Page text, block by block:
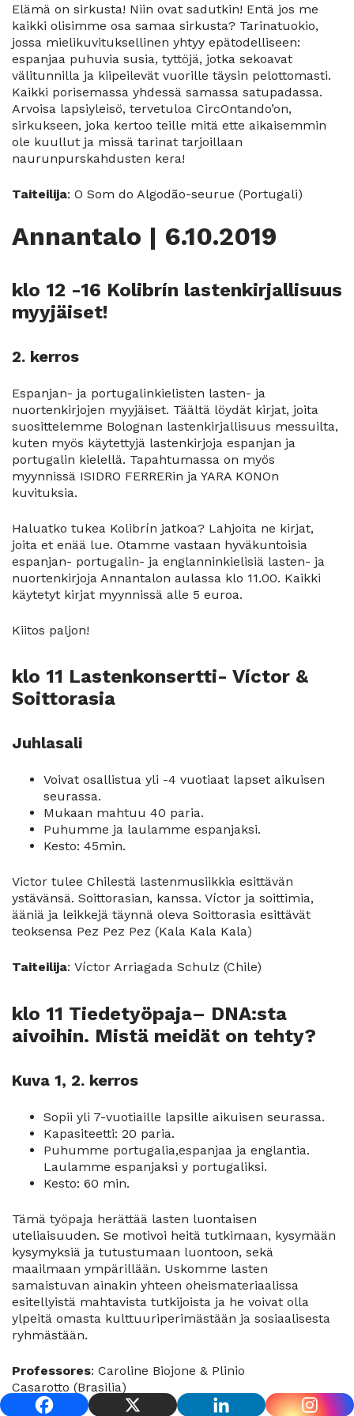
Elämä on sirkusta! Niin ovat sadutkin! Entä jos me
kaikki olisimme osa samaa sirkusta? Tarinatuokio,
jossa mielikuvituksellinen yhtyy epätodelliseen:
espanjaa puhuvia susia, tyttöjä, jotka sekoavat
välitunnilla ja kiipeilevät vuorille täysin pelottomasti.
Kaikki porisemassa yhdessä samassa satupadassa.
Arvoisa lapsiyleisö, tervetuloa CircOntando’on,
sirkukseen, joka kertoo teille mitä ette aikaisemmin
ole kuullut ja missä tarinat tarjoillaan
naurunpurskahdusten kera!
Taiteilija: O Som do Algodão-seurue (Portugali)
Annantalo | 6.10.2019
klo 12 -16 Kolibrín lastenkirjallisuus
myyjäiset!
2. kerros
Espanjan- ja portugalinkielisten lasten- ja
nuortenkirjojen myyjäiset. Täältä löydät kirjat, joita
suosittelemme Bolognan lastenkirjallisuus messuilta,
kuten myös käytettyjä lastenkirjoja espanjan ja
portugalin kielellä. Tapahtumassa on myös
myynnissä ISIDRO FERRERin ja YARA KONOn
kuvituksia.
Haluatko tukea Kolibrín jatkoa? Lahjoita ne kirjat,
joita et enää lue. Otamme vastaan hyväkuntoisia
espanjan- portugalin- ja englanninkielisiä lasten- ja
nuortenkirjoja Annantalon aulassa klo 11.00. Kaikki
käytetyt kirjat myynnissä alle 5 euroa.
Kiitos paljon!
klo 11 Lastenkonsertti- Víctor &
Soittorasia
Juhlasali
Voivat osallistua yli -4 vuotiaat lapset aikuisen
seurassa.
Mukaan mahtuu 40 paria.
Puhumme ja laulamme espanjaksi.
Kesto: 45min.
Victor tulee Chilestä lastenmusiikkia esittävän
ystävänsä. Soittorasian, kanssa. Víctor ja soittimia,
ääniä ja leikkejä täynnä oleva Soittorasia esittävät
teoksensa Pez Pez Pez (Kala Kala Kala)
Taiteilija: Víctor Arriagada Schulz (Chile)
klo 11 Tiedetyöpaja– DNA:sta
aivoihin. Mistä meidät on tehty?
Kuva 1, 2. kerros
Sopii yli 7-vuotiaille lapsille aikuisen seurassa.
Kapasiteetti: 20 paria.
Puhumme portugalia,espanjaa ja englantia.
Laulamme espanjaksi y portugaliksi.
Kesto: 60 min.
Tämä työpaja herättää lasten luontaisen
uteliaisuuden. Se motivoi heitä tutkimaan, kysymään
kysymyksiä ja tutustumaan luontoon, sekä
maailmaan ympärillään. Uskomme lasten
samaistuvan ainakin yhteen oheismateriaalissa
esitellyistä mahtavista tutkijoista ja he voivat olla
ylpeitä omasta kulttuuriperimästään ja sosiaalisesta
ryhmästään.
Professores: Caroline Biojone & Plinio
Casarotto (Brasilia)